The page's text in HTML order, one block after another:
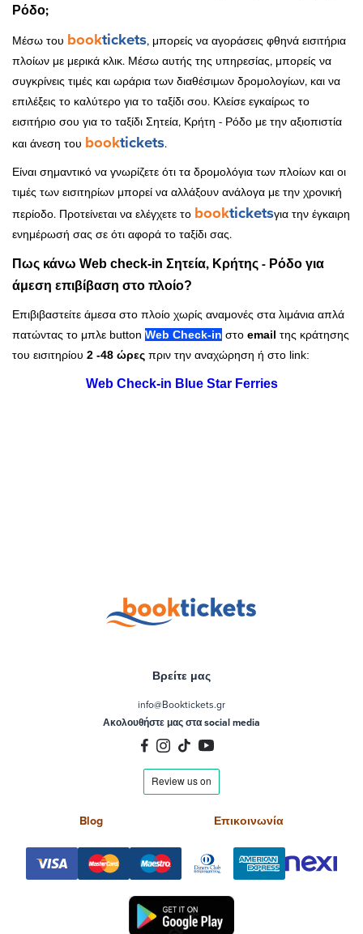
Ρόδο;
Μέσω του booktickets, μπορείς να αγοράσεις φθηνά εισιτήρια
πλοίων με μερικά κλικ. Μέσω αυτής της υπηρεσίας, μπορείς να
συγκρίνεις τιμές και ωράρια των διαθέσιμων δρομολογίων, και να
επιλέξεις το καλύτερο για το ταξίδι σου. Κλείσε εγκαίρως το
εισιτήριο σου για το ταξίδι Σητεία, Κρήτη - Ρόδο με την αξιοπιστία
και άνεση του booktickets.
Είναι σημαντικό να γνωρίζετε ότι τα δρομολόγια των πλοίων και οι
τιμές των εισιτηρίων μπορεί να αλλάξουν ανάλογα με την χρονική
περίοδο. Προτείνεται να ελέγχετε το bookticketsγια την έγκαιρη
ενημέρωσή σας σε ότι αφορά το ταξίδι σας.
Πως κάνω Web check-in Σητεία, Κρήτης - Ρόδο για
άμεση επιβίβαση στο πλοίο?
Επιβιβαστείτε άμεσα στο πλοίο χωρίς αναμονές στα λιμάνια απλά
πατώντας το μπλε button Web Check-in στο email της κράτησης
του εισιτηρίου 2 -48 ώρες πριν την αναχώρηση ή στο link:
Web Check-in Blue Star Ferries
Βρείτε μας
info@Booktickets.gr
Ακολουθήστε μας στα social media
Blog Επικοινωνία